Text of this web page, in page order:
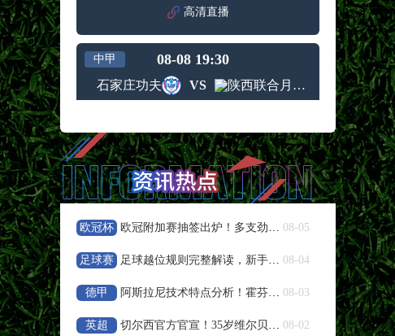
高清直播
中甲 08-08 19:30
石家庄功夫 VS 陕西联合月亮泊队
中甲 08-08 19:30
梅州客家 VS 佛山南狮
高清直播
中甲
南京城市 VS 南通支云
高清直播
欧冠杯 欧冠附加赛抽签出炉！多支劲旅争夺最后正赛席位 08-05
足球赛
足球越位规则完整解读，新手球迷快速看懂越位判罚 08-04
德甲 阿斯拉尼技术特点分析！霍芬海姆新星适合莱比锡体系吗 08-03
英超 切尔西官方官宣！35岁维尔贝克正式加盟，签约至2028年 08-02